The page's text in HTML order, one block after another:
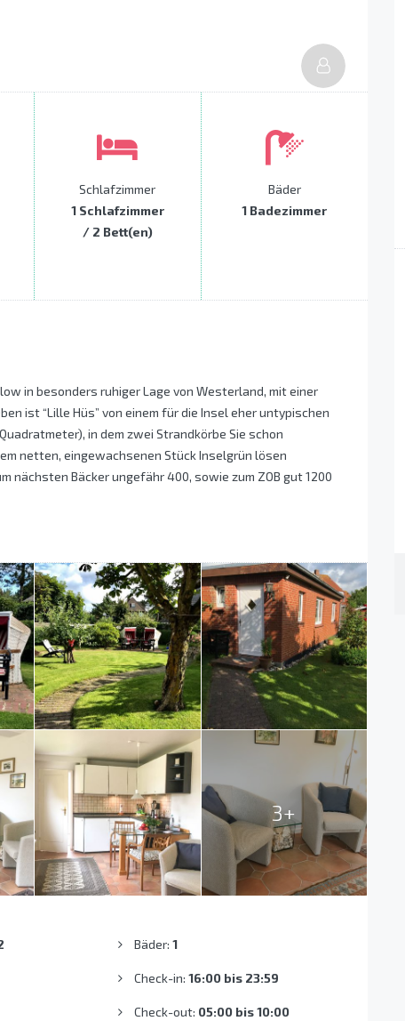
Schlafzimmer
1 Schlafzimmer
/ 2 Bett(en)
Bäder
1 Badezimmer
in besonders ruhiger Lage von Westerland, mit einer
ist “Lille Hüs” von einem für die Insel eher untypischen
in dem zwei Strandkörbe Sie schon
netten, eingewachsenen Stück Inselgrün lösen
nächsten Bäcker ungefähr 400, sowie zum ZOB gut 1200
3+
Bäder:1
Check-in:16:00 bis 23:59
Check-out: 05:00 bis 10:00